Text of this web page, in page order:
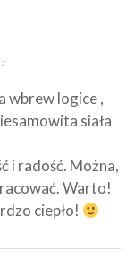
wbrew logice ,
siała
i radość. Można,
Warto!
ciepło!